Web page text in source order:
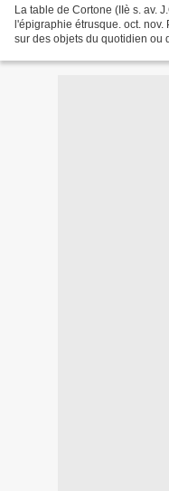
La table de Cortone (IIè s. av.
l'épigraphie étrusque. oct.
sur des objets du quotidien ou